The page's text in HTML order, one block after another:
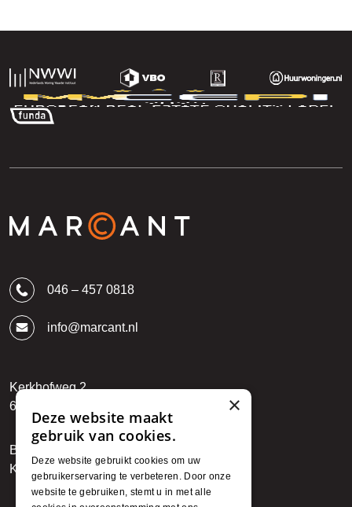
046 – 457 0818
info@marcant.nl
Kerkhofweg 2
6142 BR Einighausen
BTW: NL850794912B01
KvK: 89722027
×
Deze website maakt
gebruik van cookies.
Deze website gebruikt cookies om uw
gebruikerservaring te verbeteren. Door onze
website te gebruiken, stemt u in met alle